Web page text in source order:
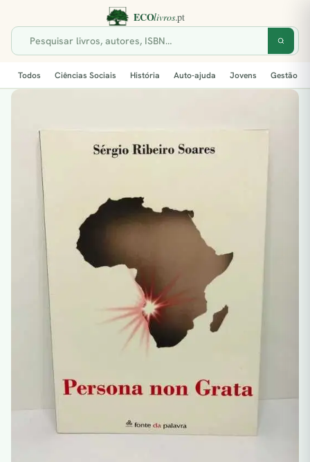
Todos Ciências Sociais História Auto-ajuda Jovens Gestão